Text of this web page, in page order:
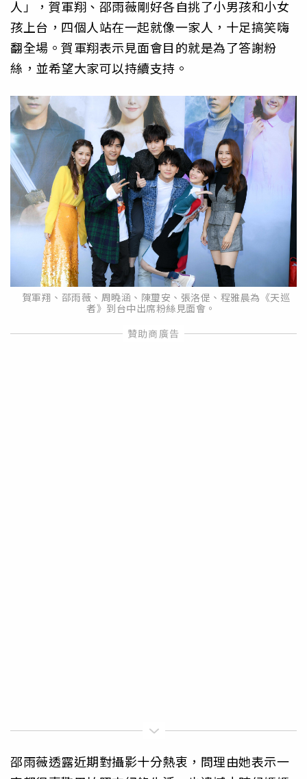
人」，賀軍翔、邵雨薇剛好各自挑了小男孩和小女
孩上台，四個人站在一起就像一家人，十足搞笑嗨
翻全場。賀軍翔表示見面會目的就是為了答謝粉
絲，並希望大家可以持續支持。
賀軍翔、邵雨薇、周曉涵、陳璽安、張洛偍、程雅晨為《天巡
者》到台中出席粉絲見面會。
邵雨薇透露近期對攝影十分熱衷，問理由她表示一